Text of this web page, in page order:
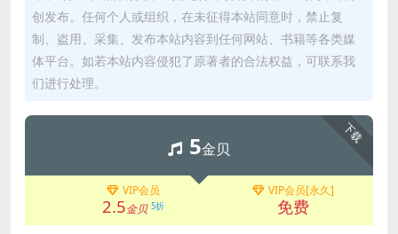
创发布。任何个人或组织，在未征得本站同意时，禁止复
制、盗用、采集、发布本站内容到任何网站、书籍等各类媒
体平台。如若本站内容侵犯了原著者的合法权益，可联系我
们进行处理。
下载
5金贝
VIP会员
2.5金贝 5折
VIP会员[永久]
免费